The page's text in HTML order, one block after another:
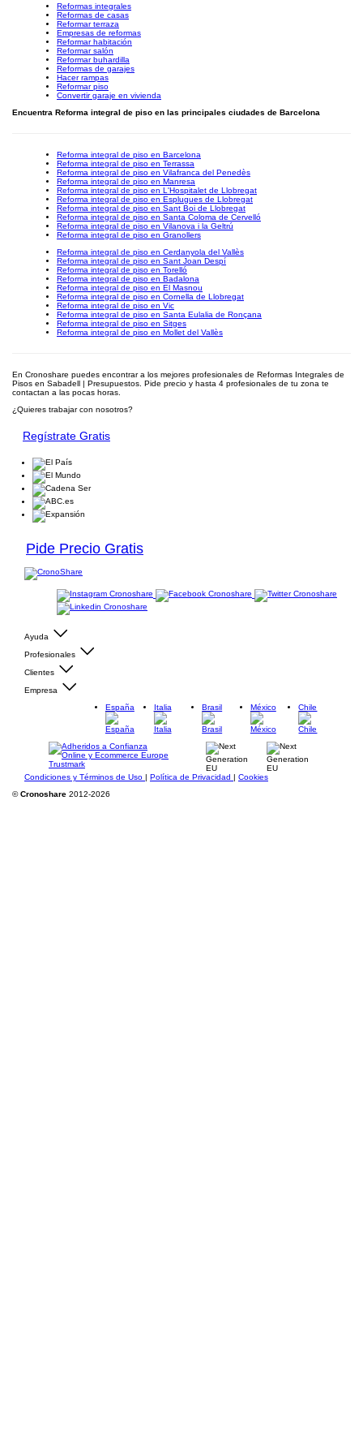
Reformas integrales
Reformas de casas
Reformar terraza
Empresas de reformas
Reformar habitación
Reformar salón
Reformar buhardilla
Reformas de garajes
Hacer rampas
Reformar piso
Convertir garaje en vivienda
Encuentra Reforma integral de piso en las principales ciudades de Barcelona
Reforma integral de piso en Barcelona
Reforma integral de piso en Terrassa
Reforma integral de piso en Vilafranca del Penedès
Reforma integral de piso en Manresa
Reforma integral de piso en L'Hospitalet de Llobregat
Reforma integral de piso en Esplugues de Llobregat
Reforma integral de piso en Sant Boi de Llobregat
Reforma integral de piso en Santa Coloma de Cervelló
Reforma integral de piso en Vilanova i la Geltrú
Reforma integral de piso en Granollers
Reforma integral de piso en Cerdanyola del Vallès
Reforma integral de piso en Sant Joan Despí
Reforma integral de piso en Torelló
Reforma integral de piso en Badalona
Reforma integral de piso en El Masnou
Reforma integral de piso en Cornella de Llobregat
Reforma integral de piso en Vic
Reforma integral de piso en Santa Eulalia de Ronçana
Reforma integral de piso en Sitges
Reforma integral de piso en Mollet del Vallès
En Cronoshare puedes encontrar a los mejores profesionales de Reformas Integrales de
Pisos en Sabadell | Presupuestos. Pide precio y hasta 4 profesionales de tu zona te
contactan a las pocas horas.
¿Quieres trabajar con nosotros?
Regístrate Gratis
Pide Precio Gratis
Ayuda
Profesionales
Clientes
Empresa
España
Italia Brasil México Chile
Condiciones y Términos de Uso | Política de Privacidad | Cookies
©Cronoshare 2012-2026